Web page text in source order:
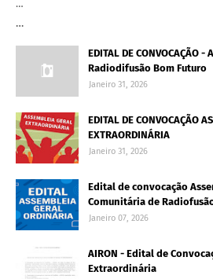
…
…
EDITAL DE
Radiodifusão Bom Futuro
Janeiro 31, 2026
EDITAL DE CONVOCAÇÃO
EXTRAORDINÁRIA
Janeiro 31, 2026
Edital de convocação
Comunitária de
Janeiro 07, 2026
AIRON - Edital de
Extraordinária